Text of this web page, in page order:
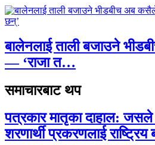
बालेनलाई ताली बजाउने
— ‘राजा त…
समाचारबाट थप
पत्रकार मातृका दाहाल:
शरणार्थी प्रकरणलाई